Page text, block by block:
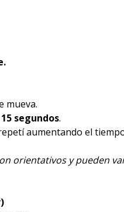
mueva.
15 segundos.
aumentando el
orientativos y pueden